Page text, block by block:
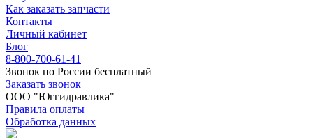
Как заказать запчасти
Контакты
Личный кабинет
Блог
8-800-700-61-41
Звонок по России бесплатный
Заказать звонок
ООО "Юггидравлика"
Правила оплаты
Обработка данных